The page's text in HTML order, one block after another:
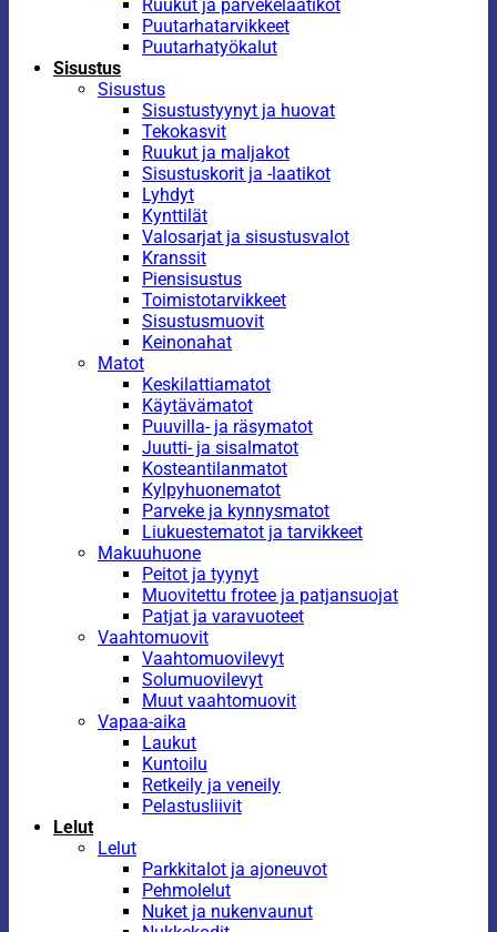
Ruukut ja parvekelaatikot
Puutarhatarvikkeet
Puutarhatyökalut
Sisustus
Sisustus
Sisustustyynyt ja huovat
Tekokasvit
Ruukut ja maljakot
Sisustuskorit ja -laatikot
Lyhdyt
Kynttilät
Valosarjat ja sisustusvalot
Kranssit
Piensisustus
Toimistotarvikkeet
Sisustusmuovit
Keinonahat
Matot
Keskilattiamatot
Käytävämatot
Puuvilla- ja räsymatot
Juutti- ja sisalmatot
Kosteantilanmatot
Kylpyhuonematot
Parveke ja kynnysmatot
Liukuestematot ja tarvikkeet
Makuuhuone
Peitot ja tyynyt
Muovitettu frotee ja patjansuojat
Patjat ja varavuoteet
Vaahtomuovit
Vaahtomuovilevyt
Solumuovilevyt
Muut vaahtomuovit
Vapaa-aika
Laukut
Kuntoilu
Retkeily ja veneily
Pelastusliivit
Lelut
Lelut
Parkkitalot ja ajoneuvot
Pehmolelut
Nuket ja nukenvaunut